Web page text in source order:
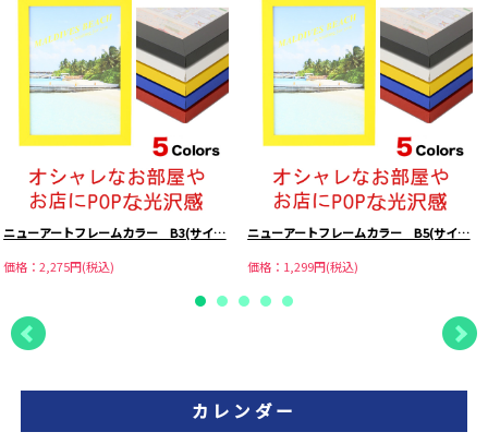
ニューアートフレームカラー B3(サイ…
価格：2,275円(税込)
ニューアートフレームカラー B5(サイ…
価格：1,299円(税込)
カレンダー